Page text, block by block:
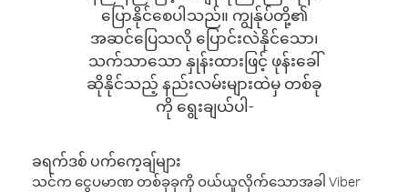
ပြောနိုင်စေပါသည်။ ကျွန်ုပ်တို့၏
အဆင်ပြေသလို ပြောင်းလဲနိုင်သော၊
သက်သာသော နှုန်းထားဖြင့် ဖုန်းခေါ်
ဆိုနိုင်သည့် နည်းလမ်းများထဲမှ တစ်ခု
ကို ရွေးချယ်ပါ-
ခရက်ဒစ် ပက်ကေ့ချ်များ
သင်က ငွေပမာဏ တစ်ခုခုကို ဝယ်ယူလိုက်သောအခါ Viber